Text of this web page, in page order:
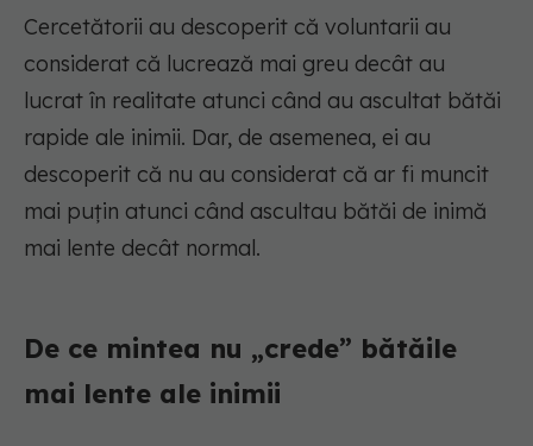
Cercetătorii au descoperit că voluntarii au
considerat că lucrează mai greu decât au
lucrat în realitate atunci când au ascultat bătăi
rapide ale inimii. Dar, de asemenea, ei au
descoperit că nu au considerat că ar fi muncit
mai puțin atunci când ascultau bătăi de inimă
mai lente decât normal.
De ce mintea nu „crede” bătăile
mai lente ale inimii